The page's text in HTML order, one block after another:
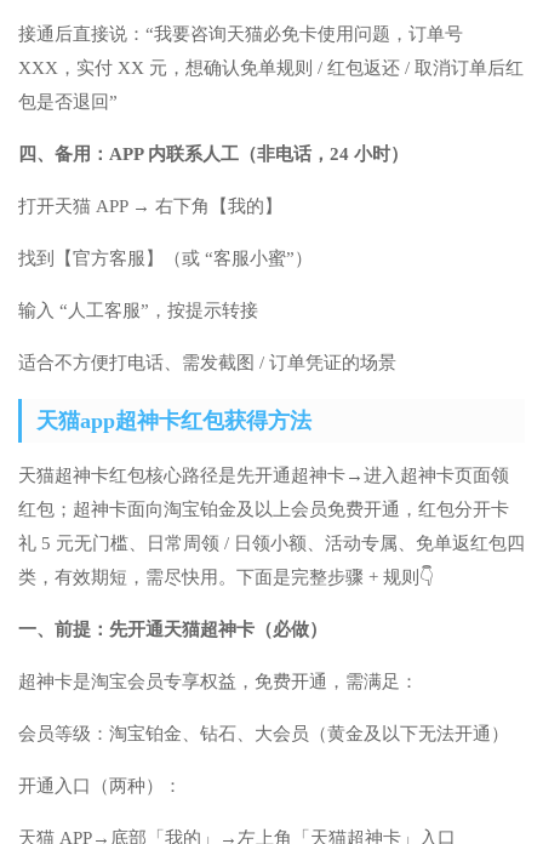
接通后直接说：“我要咨询天猫必免卡使用问题，订单号
XXX，实付 XX 元，想确认免单规则 / 红包返还 / 取消订单后红
包是否退回”
四、备用：APP 内联系人工（非电话，24 小时）
打开天猫 APP → 右下角【我的】
找到【官方客服】（或 “客服小蜜”）
输入 “人工客服”，按提示转接
适合不方便打电话、需发截图 / 订单凭证的场景
天猫app超神卡红包获得方法
天猫超神卡红包核心路径是先开通超神卡→进入超神卡页面领
红包；超神卡面向淘宝铂金及以上会员免费开通，红包分开卡
礼 5 元无门槛、日常周领 / 日领小额、活动专属、免单返红包四
类，有效期短，需尽快用。下面是完整步骤 + 规则👇
一、前提：先开通天猫超神卡（必做）
超神卡是淘宝会员专享权益，免费开通，需满足：
会员等级：淘宝铂金、钻石、大会员（黄金及以下无法开通）
开通入口（两种）：
天猫 APP→底部「我的」→左上角「天猫超神卡」入口